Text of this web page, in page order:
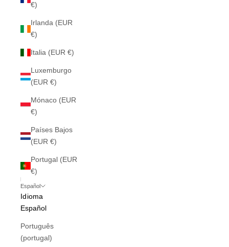
€)
Irlanda (EUR
€)
Italia (EUR €)
Luxemburgo
(EUR €)
Mónaco (EUR
€)
Países Bajos
(EUR €)
Portugal (EUR
€)
Español
Idioma
Español
Português
(portugal)